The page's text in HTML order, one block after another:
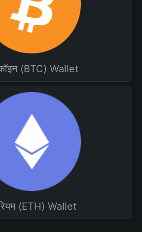
(BTC) Wallet
(ETH) Wallet